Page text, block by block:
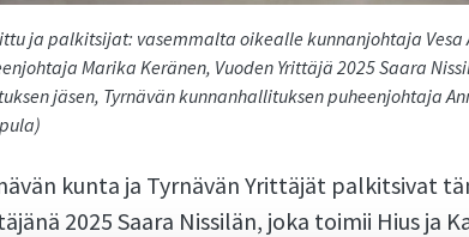
ja palkitsijat: vasemmalta oikealle kunnanjohtaja Vesa
Marika Keränen, Vuoden Yrittäjä 2025 Saara
jäsen, Tyrnävän kunnanhallituksen puheenjohtaja
kunta ja Tyrnävän Yrittäjät palkitsivat
2025 Saara Nissilän, joka toimii Hius ja